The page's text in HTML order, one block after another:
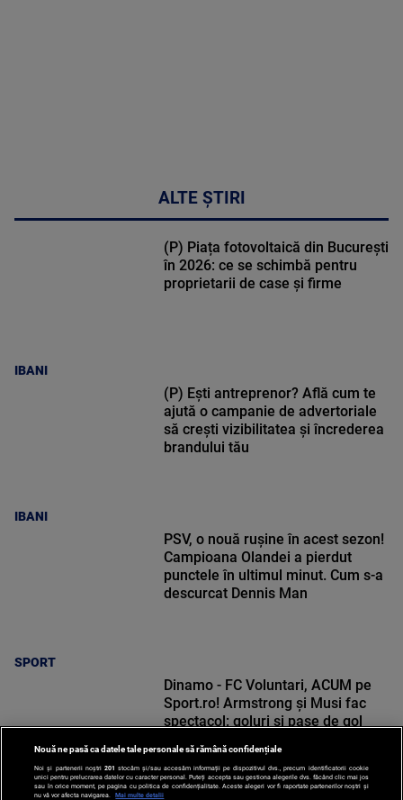
ALTE ȘTIRI
IBANI
(P) Piața fotovoltaică din București
în 2026: ce se schimbă pentru
proprietarii de case și firme
IBANI
(P) Ești antreprenor? Află cum te
ajută o campanie de advertoriale
să crești vizibilitatea și încrederea
brandului tău
SPORT
PSV, o nouă rușine în acest sezon!
Campioana Olandei a pierdut
punctele în ultimul minut. Cum s-a
descurcat Dennis Man
Dinamo - FC Voluntari, ACUM pe
Sport.ro! Armstrong și Musi fac
spectacol: goluri și pase de gol
Nouă ne pasă ca datele tale personale să rămână confidențiale
Noi și partenerii noștri 201 stocăm și/sau accesăm informații pe dispozitivul dvs., precum identificatorii cookie
unici pentru prelucrarea datelor cu caracter personal. Puteți accepta sau gestiona alegerile dvs. făcând clic mai jos
sau în orice moment, pe pagina cu politica de confidențialitate. Aceste alegeri vor fi raportate partenerilor noștri și
nu vă vor afecta navigarea.
Mai multe detalii